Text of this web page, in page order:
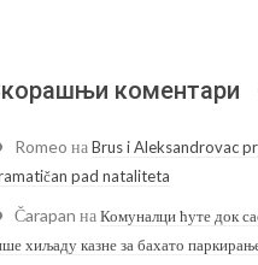
коментари
Romeo наBrus i Aleksandrovac
pad nataliteta
Čarapan наКомуналци ћуте док
хиљаду казне за бахато